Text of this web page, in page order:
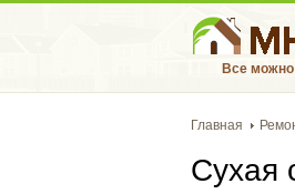
Все
Главная
Сухая